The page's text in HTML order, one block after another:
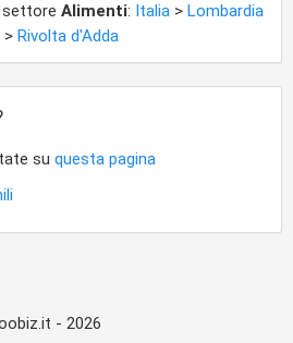
settore Alimenti: Italia > Lombardia
> Rivolta d'Adda
su questa pagina
- 2026